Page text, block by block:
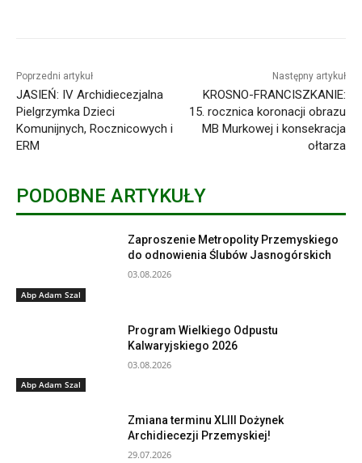
Poprzedni artykuł
JASIEŃ: IV Archidiecezjalna
Pielgrzymka Dzieci
Komunijnych, Rocznicowych i
ERM
Następny artykuł
KROSNO-FRANCISZKANIE:
15. rocznica koronacji obrazu
MB Murkowej i konsekracja
ołtarza
PODOBNE ARTYKUŁY
Abp Adam Szal
Zaproszenie Metropolity Przemyskiego
do odnowienia Ślubów Jasnogórskich
03.08.2026
Abp Adam Szal
Program Wielkiego Odpustu
Kalwaryjskiego 2026
03.08.2026
Zmiana terminu XLIII Dożynek
Archidiecezji Przemyskiej!
29.07.2026